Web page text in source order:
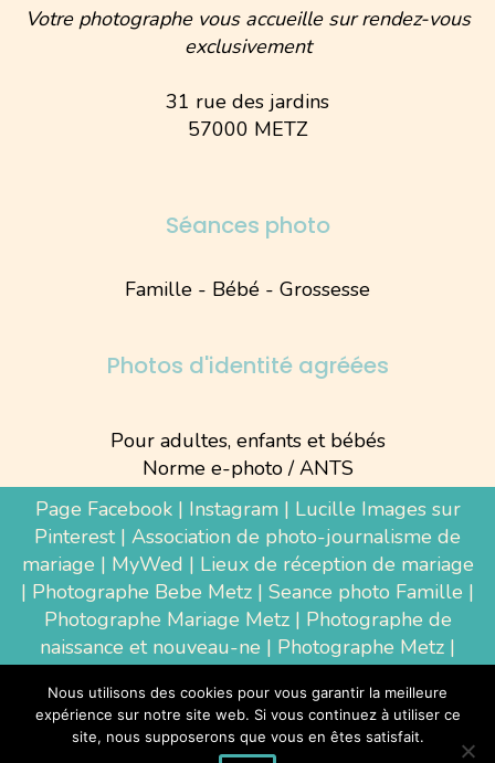
Votre photographe vous accueille sur rendez-vous
exclusivement
31 rue des jardins
57000 METZ
Séances photo
Famille - Bébé - Grossesse
Photos d'identité agréées
Pour adultes, enfants et bébés
Norme e-photo / ANTS
Page Facebook| Instagram| Lucille Images sur
Pinterest| Association de photo-journalisme de
mariage | MyWed | Lieux de réception de mariage
| Photographe Bebe Metz | Seance photo Famille |
Photographe Mariage Metz| Photographe de
naissance et nouveau-ne | Photographe Metz |
Luxembourg|Photographe Thionville|
Photographe d'entreprise Metz
Nous utilisons des cookies pour vous garantir la meilleure
expérience sur notre site web. Si vous continuez à utiliser ce
site, nous supposerons que vous en êtes satisfait.